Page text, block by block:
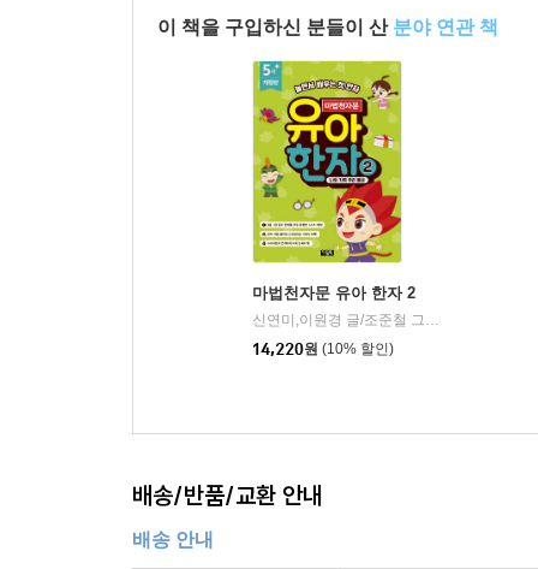
이 책을 구입하신 분들이 산 분야 연관 책
마법천자문 유아 한자 2
신연미,이원경 글/조준철 그림
14,220원 (10% 할인)
배송/반품/교환 안내
배송 안내